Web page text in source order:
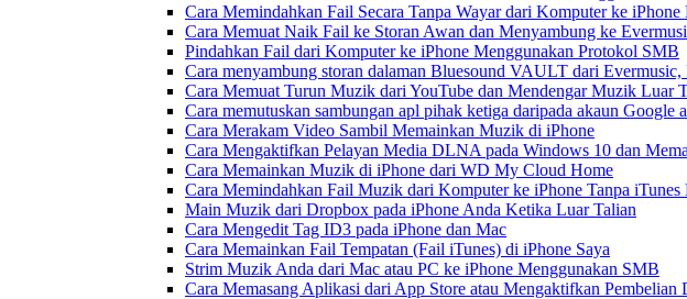
Cara Memindahkan Fail Secara Tanpa Wayar dari Komputer ke
Cara Memuat Naik Fail ke Storan Awan dan Menyambung ke
Pindahkan Fail dari Komputer ke iPhone Menggunakan Protokol SMB
Cara menyambung storan dalaman Bluesound VAULT dari
Cara Memuat Turun Muzik dari YouTube dan Mendengar Muzik Luar
Cara memutuskan sambungan apl pihak ketiga daripada akaun Google
Cara Merakam Video Sambil Memainkan Muzik di iPhone
Cara Mengaktifkan Pelayan Media DLNA pada Windows 10 dan
Cara Memainkan Muzik di iPhone dari WD My Cloud Home
Cara Memindahkan Fail Muzik dari Komputer ke iPhone Tanpa
Main Muzik dari Dropbox pada iPhone Anda Ketika Luar Talian
Cara Mengedit Tag ID3 pada iPhone dan Mac
Cara Memainkan Fail Tempatan (Fail iTunes) di iPhone Saya
Strim Muzik Anda dari Mac atau PC ke iPhone Menggunakan SMB
Cara Memasang Aplikasi dari App Store atau Mengaktifkan